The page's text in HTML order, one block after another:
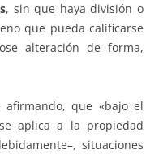
, sin que haya división o
que pueda calificarse
alteración de forma,
afirmando, que «bajo el
aplica a la propiedad
situaciones